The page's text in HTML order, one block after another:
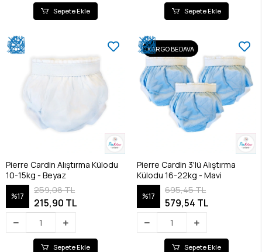
Sepete Ekle Sepete Ekle
Pierre Cardin Alıştırma Külodu
10-15kg - Beyaz
%17
259,08 TL
215,90 TL
Sepete Ekle
KARGO BEDAVA
Pierre Cardin 3'lü Alıştırma
Külodu 16-22kg - Mavi
%17
695,45 TL
579,54 TL
Sepete Ekle